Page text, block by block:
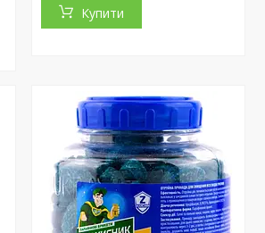
Купити